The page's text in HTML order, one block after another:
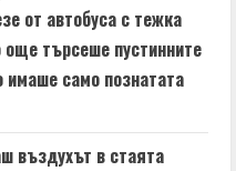
от автобуса с тежка
още търсеше пустинните
имаше само познатата
въздухът в стаята